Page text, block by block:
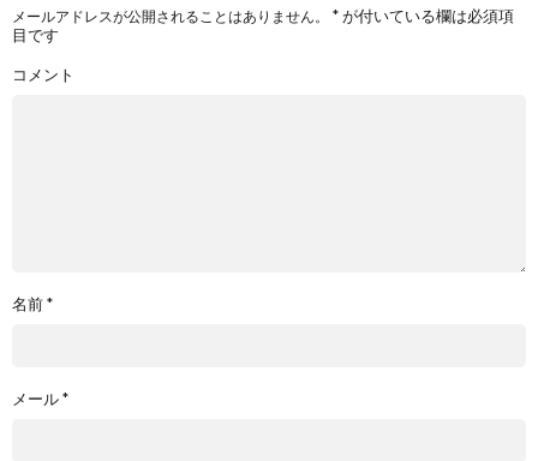
メールアドレスが公開されることはありません。 *が付いている欄は必須項
目です
コメント
名前*
メール*